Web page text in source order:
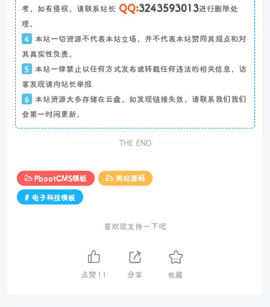
考，如有侵权，请联系站长 QQ:3243593013进行删除处
理。
4
本站一切资源不代表本站立场，并不代表本站赞同其观点和对
其真实性负责。
5
本站一律禁止以任何方式发布或转载任何违法的相关信息，访
客发现请向站长举报
6
本站资源大多存储在云盘，如发现链接失效，请联系我们我们
会第一时间更新。
THE END
PbootCMS模板
网站源码
# 电子科技模板
喜欢就支持一下吧
点赞 11 分享 收藏